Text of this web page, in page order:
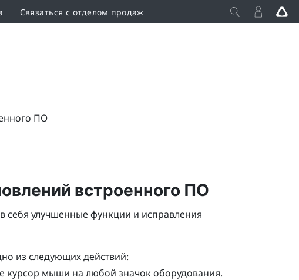
Связаться с отделом продаж
ПО
встроенного ПО
себя улучшенные функции и исправления
из следующих действий:
курсор мыши на любой значок оборудования.